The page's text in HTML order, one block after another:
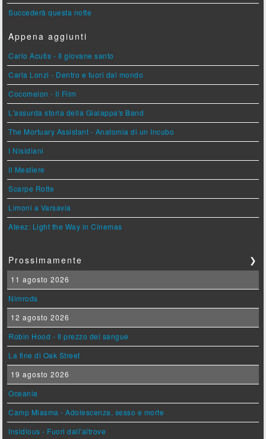
Succederà questa notte
Appena aggiunti
Carlo Acutis - Il giovane santo
Carla Lonzi - Dentro e fuori dal mondo
Cocomelon - Il Film
L'assurda storia della Gialappa's Band
The Mortuary Assistant - Anatomia di un Incubo
I Nisidiani
Il Mestiere
Scarpe Rotte
Limoni a Varsavia
Ateez: Light the Way in Cinemas
Prossimamente ❯
11 agosto 2026
Nimrods
12 agosto 2026
Robin Hood - Il prezzo del sangue
La fine di Oak Street
19 agosto 2026
Oceania
Camp Miasma - Adolescenza, sesso e morte
Insidious - Fuori dall'altrove